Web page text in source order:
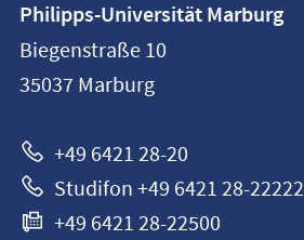
Philipps-
Universität
Marburg
Philipps-Universität Marburg
Biegenstraße 10
35037 Marburg
+49 6421 28-20
Studifon +49 6421 28-22222
+49 6421 28-22500